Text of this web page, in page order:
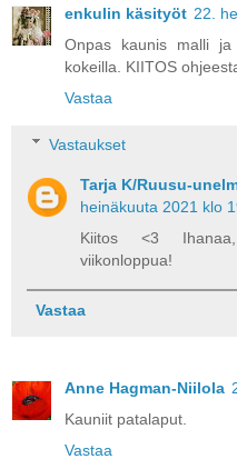
enkulin käsityöt 22.
Onpas kaunis malli
kokeilla. KIITOS
Vastaa
Vastaukset
Tarja K/Ruusu-
heinäkuuta 2021 klo
Kiitos <3
viikonloppua!
Vastaa
Anne Hagman-Niilola
Kauniit patalaput.
Vastaa